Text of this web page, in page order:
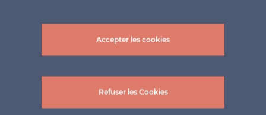
Accepter les cookies
Refuser les Cookies